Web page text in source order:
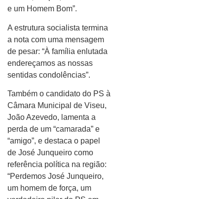
e um Homem Bom”.
A estrutura socialista termina
a nota com uma mensagem
de pesar: “À família enlutada
endereçamos as nossas
sentidas condolências”.
Também o candidato do PS à
Câmara Municipal de Viseu,
João Azevedo, lamenta a
perda de um “camarada” e
“amigo”, e destaca o papel
de José Junqueiro como
referência política na região:
“Perdemos José Junqueiro,
um homem de força, um